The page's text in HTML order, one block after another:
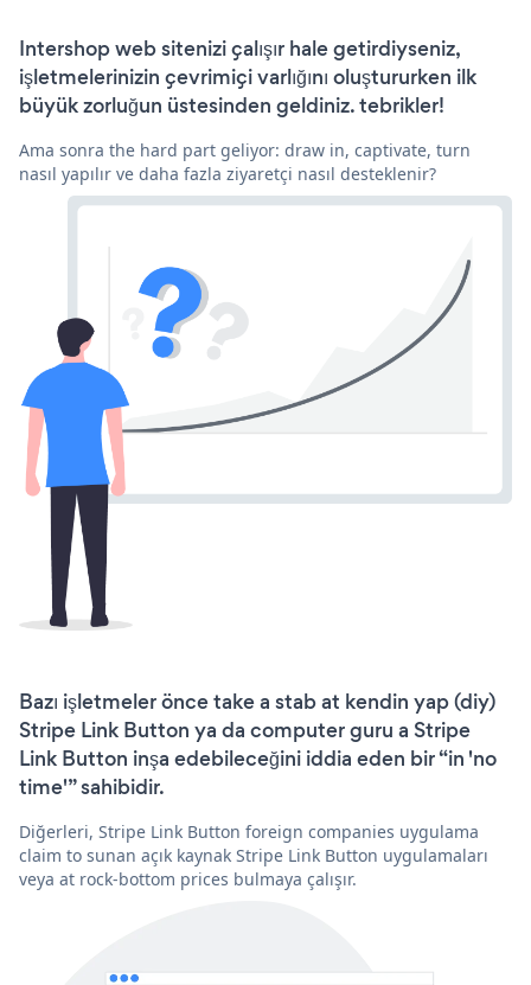
Intershop web sitenizi çalışır hale getirdiyseniz,
işletmelerinizin çevrimiçi varlığını oluştururken ilk
büyük zorluğun üstesinden geldiniz. tebrikler!
Ama sonra the hard part geliyor: draw in, captivate, turn
nasıl yapılır ve daha fazla ziyaretçi nasıl desteklenir?
Bazı işletmeler önce take a stab at kendin yap (diy)
Stripe Link Button ya da computer guru a Stripe
Link Button inşa edebileceğini iddia eden bir “in 'no
time'” sahibidir.
Diğerleri, Stripe Link Button foreign companies uygulama
claim to sunan açık kaynak Stripe Link Button uygulamaları
veya at rock-bottom prices bulmaya çalışır.